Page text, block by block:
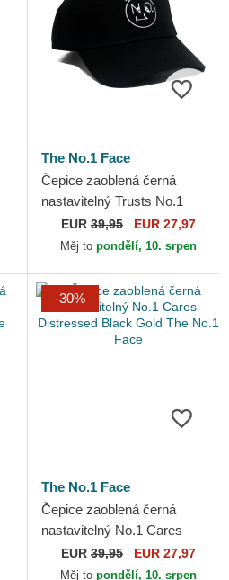
The No.1 Face
Čepice zaoblená černá
nastavitelný Trusts No.1
Black White The No.1 Face
EUR 39,95 EUR 27,97
Měj to pondělí, 10. srpen
-30%
The No.1 Face
Čepice zaoblená černá
nastavitelný No.1 Cares
Distressed Black Gold The
No.1 Face
EUR 39,95 EUR 27,97
Měj to pondělí, 10. srpen